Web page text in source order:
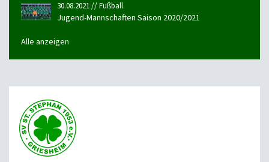
30.08.2021 // Fußball
Jugend-Mannschaften Saison 2020/2021
Alle anzeigen